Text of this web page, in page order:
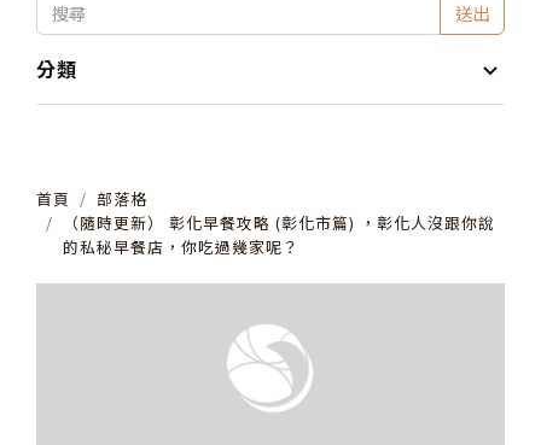
小旅行及主題導覽
其他活動
送出
分類
首頁
部落格
（隨時更新） 彰化早餐攻略 (彰化市篇) ，彰化人沒跟你說
的私秘早餐店，你吃過幾家呢？